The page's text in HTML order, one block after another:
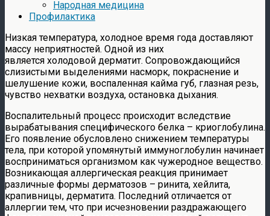
Народная медицина
Профилактика
Низкая температура, холодное время года доставляют
массу неприятностей. Одной из них
является холодовой дерматит. Сопровождающийся
слизистыми выделениями насморк, покраснение и
шелушение кожи, воспаленная кайма губ, глазная резь,
чувство нехватки воздуха, остановка дыхания.
Воспалительный процесс происходит вследствие
вырабатывания специфического белка – криоглобулина.
Его появление обусловлено снижением температуры
тела, при которой упомянутый иммуноглобулин начинает
восприниматься организмом как чужеродное вещество.
Возникающая аллергическая реакция принимает
различные формы дерматозов – ринита, хейлита,
крапивницы, дерматита. Последний отличается от
аллергии тем, что при исчезновении раздражающего